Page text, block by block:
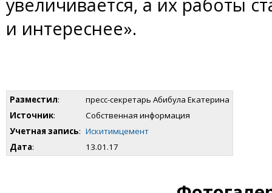
и интереснее».
Разместил:
пресс-секретарь Абибула Екатерина
Источник:
Собственная информация
Учетная запись: Искитимцемент
Дата: 13.01.17